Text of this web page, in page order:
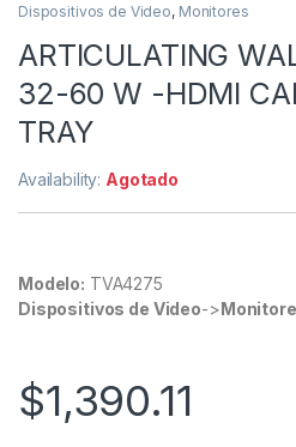
Dispositivos de Video, Monitores
ARTICULATING
32-60 W -HDMI
TRAY
Availability: Agotado
Modelo: TVA4275
Dispositivos de Video->
$1,390.11